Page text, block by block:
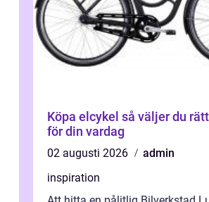
Köpa elcykel så väljer du rätt modell
för din vardag
02 augusti 2026
admin
inspiration